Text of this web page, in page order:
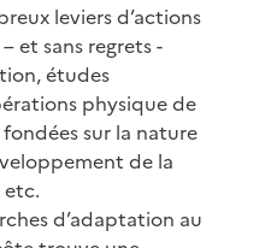
leviers d’actions
et sans regrets -
études
physique de
sur la nature
de la
d’adaptation au